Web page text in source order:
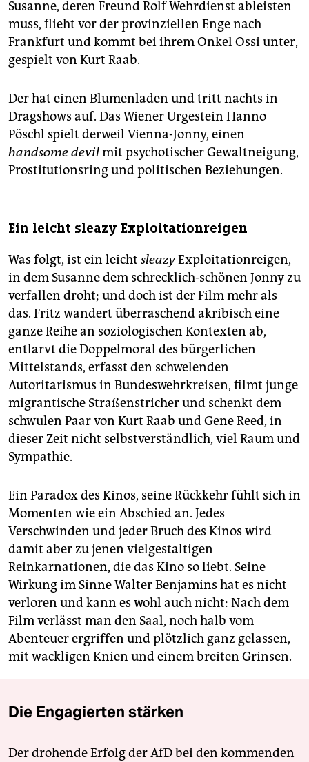
Susanne, deren Freund Rolf Wehrdienst ableisten
muss, flieht vor der provinziellen Enge nach
Frankfurt und kommt bei ihrem Onkel Ossi unter,
gespielt von Kurt Raab.
Der hat einen Blumenladen und tritt nachts in
Dragshows auf. Das Wiener Urgestein Hanno
Pöschl spielt derweil ­Vienna-Jonny, einen
handsome devilmit psychotischer Gewaltneigung,
Prostitutionsring und politischen Beziehungen.
Ein leicht sleazy Exploitationreigen
Was folgt, ist ein leicht sleazyExploitationreigen,
in dem Susanne dem schrecklich-schönen Jonny zu
verfallen droht; und doch ist der Film mehr als
das. Fritz wandert überraschend akribisch eine
ganze Reihe an soziologischen Kontexten ab,
entlarvt die Doppelmoral des bürgerlichen
Mittelstands, erfasst den schwelenden
Autoritarismus in Bundeswehrkreisen, filmt junge
migrantische Straßenstricher und schenkt dem
schwulen Paar von Kurt Raab und Gene Reed, in
dieser Zeit nicht selbstverständlich, viel Raum und
Sympathie.
Ein Paradox des Kinos, seine Rückkehr fühlt sich in
Momenten wie ein Abschied an. Jedes
Verschwinden und jeder Bruch des Kinos wird
damit aber zu jenen vielgestaltigen
Reinkarnationen, die das Kino so liebt. Seine
Wirkung im Sinne Walter Benjamins hat es nicht
verloren und kann es wohl auch nicht: Nach dem
Film verlässt man den Saal, noch halb vom
Abenteuer ergriffen und plötzlich ganz gelassen,
mit wackligen Knien und einem breiten Grinsen.
Die Engagierten stärken
Der drohende Erfolg der AfD bei den kommenden